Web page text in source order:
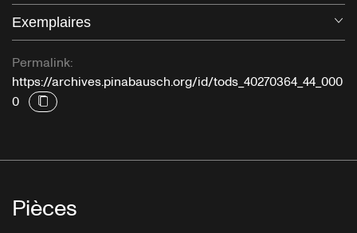
Exemplaires
Permalink:
https://archives.pinabausch.org/id/tods_40270364_44_000
0
Pièces